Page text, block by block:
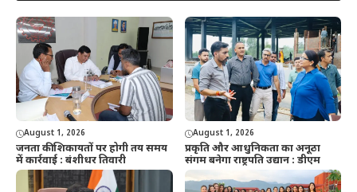
August 1, 2026
जनता की शिकायतों पर होगी तय समय
में कार्रवाई : बंशीधर तिवारी
August 1, 2026
प्रकृति और आधुनिकता का अनूठा
संगम बनेगा राष्ट्रपति उद्यान : डीएम